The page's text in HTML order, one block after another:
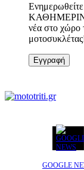
Ενημερωθείτε
νέα στο χώρο
Εγγραφή
GOOGLE